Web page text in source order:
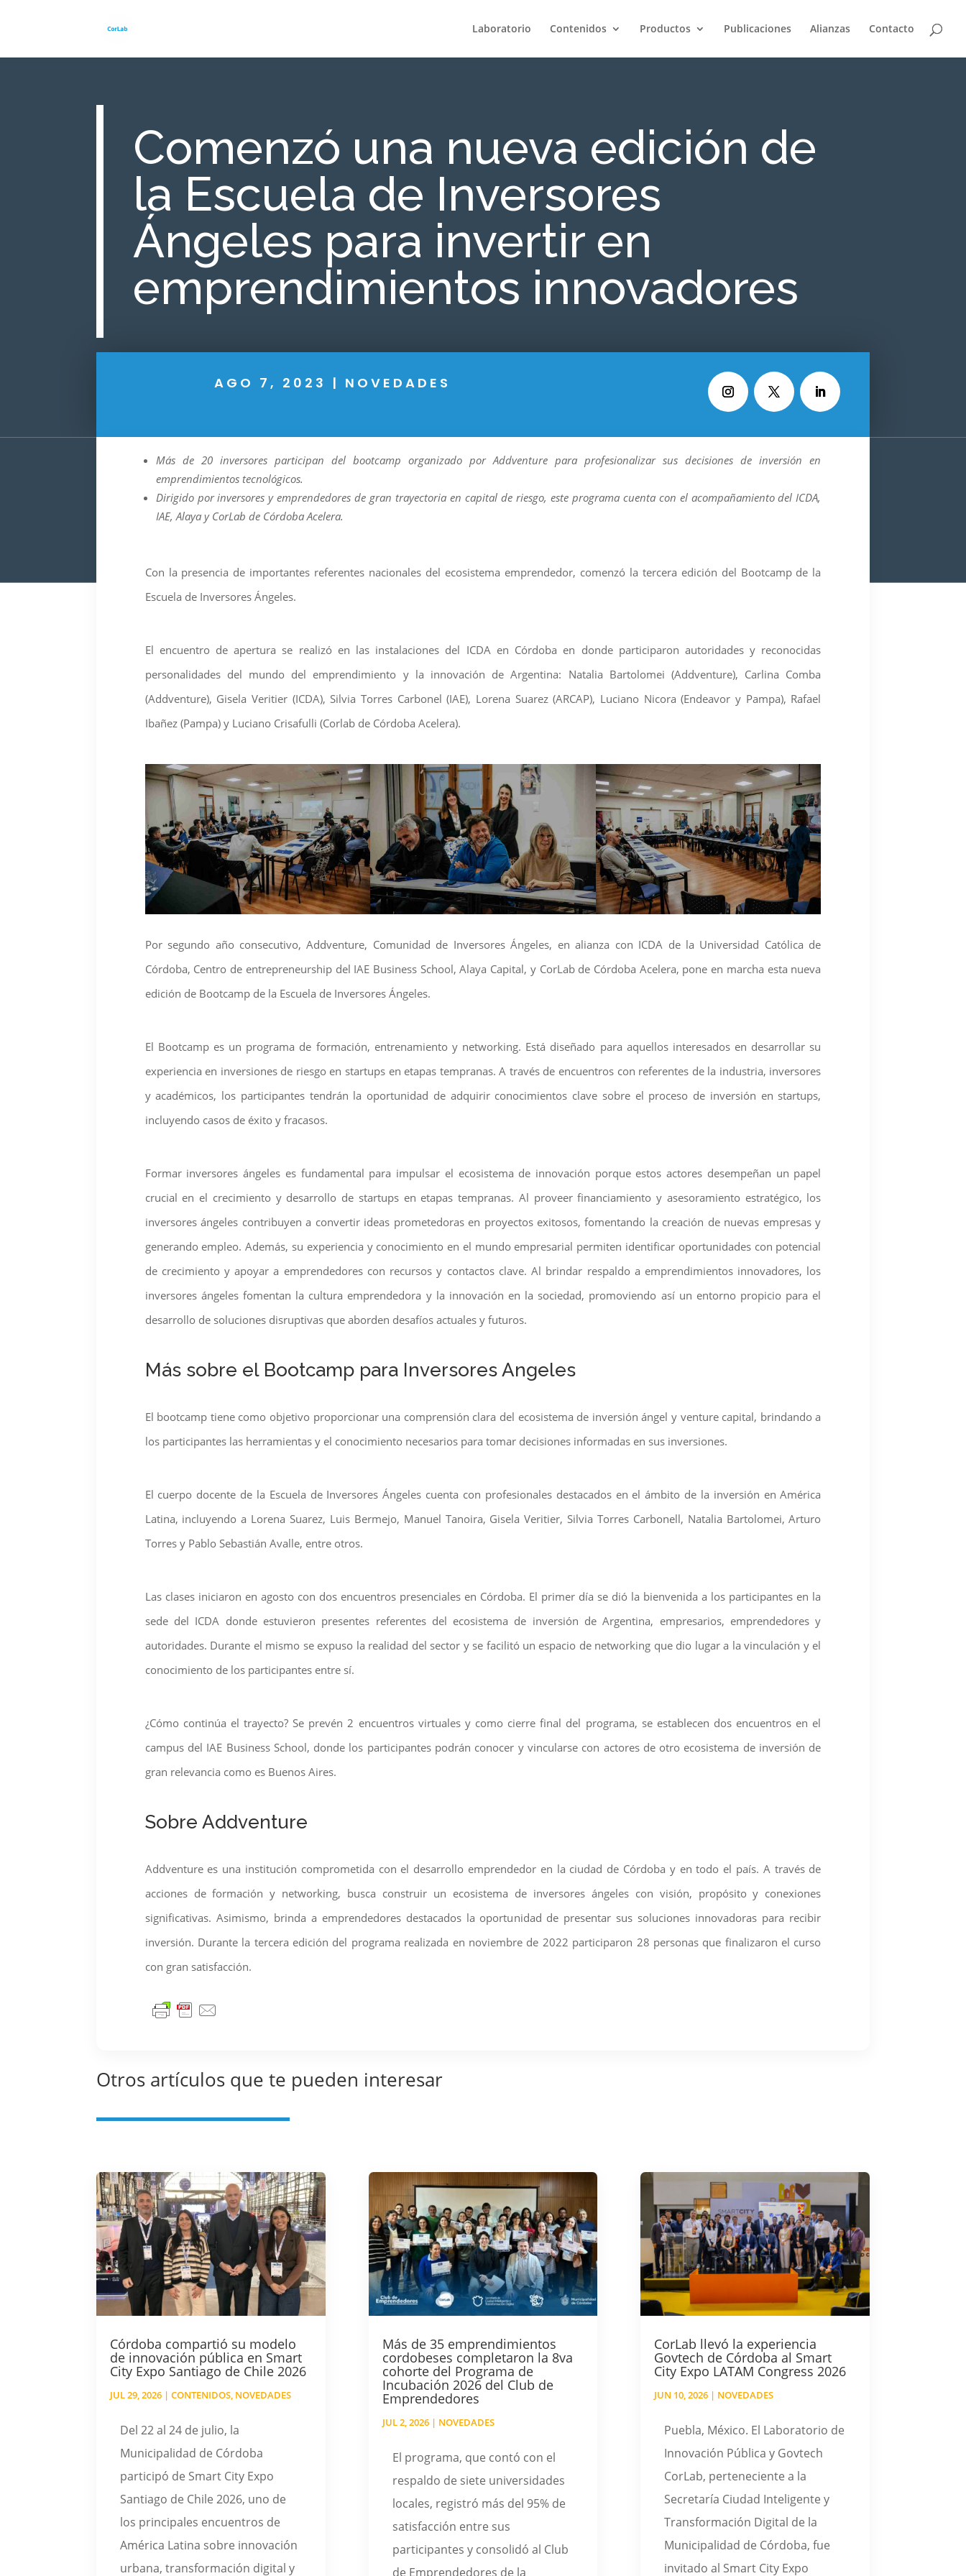
Laboratorio Contenidos Productos Publicaciones Alianzas Contacto
Comenzó una nueva edición de
la Escuela de Inversores
Ángeles para invertir en
emprendimientos innovadores
AGO 7, 2023 | NOVEDADES
Más de 20 inversores participan del bootcamp organizado por Addventure para profesionalizar sus decisiones de inversión en
emprendimientos tecnológicos.
Dirigido por inversores y emprendedores de gran trayectoria en capital de riesgo, este programa cuenta con el acompañamiento del ICDA,
IAE, Alaya y CorLab de Córdoba Acelera.
Con la presencia de importantes referentes nacionales del ecosistema emprendedor, comenzó la tercera edición del Bootcamp de la
Escuela de Inversores Ángeles.
El encuentro de apertura se realizó en las instalaciones del ICDA en Córdoba en donde participaron autoridades y reconocidas
personalidades del mundo del emprendimiento y la innovación de Argentina: Natalia Bartolomei (Addventure), Carlina Comba
(Addventure), Gisela Veritier (ICDA), Silvia Torres Carbonel (IAE), Lorena Suarez (ARCAP), Luciano Nicora (Endeavor y Pampa), Rafael
Ibañez (Pampa) y Luciano Crisafulli (Corlab de Córdoba Acelera).
Por segundo año consecutivo, Addventure, Comunidad de Inversores Ángeles, en alianza con ICDA de la Universidad Católica de
Córdoba, Centro de entrepreneurship del IAE Business School, Alaya Capital, y CorLab de Córdoba Acelera, pone en marcha esta nueva
edición de Bootcamp de la Escuela de Inversores Ángeles.
El Bootcamp es un programa de formación, entrenamiento y networking. Está diseñado para aquellos interesados en desarrollar su
experiencia en inversiones de riesgo en startups en etapas tempranas. A través de encuentros con referentes de la industria, inversores
y académicos, los participantes tendrán la oportunidad de adquirir conocimientos clave sobre el proceso de inversión en startups,
incluyendo casos de éxito y fracasos.
Formar inversores ángeles es fundamental para impulsar el ecosistema de innovación porque estos actores desempeñan un papel
crucial en el crecimiento y desarrollo de startups en etapas tempranas. Al proveer financiamiento y asesoramiento estratégico, los
inversores ángeles contribuyen a convertir ideas prometedoras en proyectos exitosos, fomentando la creación de nuevas empresas y
generando empleo. Además, su experiencia y conocimiento en el mundo empresarial permiten identificar oportunidades con potencial
de crecimiento y apoyar a emprendedores con recursos y contactos clave. Al brindar respaldo a emprendimientos innovadores, los
inversores ángeles fomentan la cultura emprendedora y la innovación en la sociedad, promoviendo así un entorno propicio para el
desarrollo de soluciones disruptivas que aborden desafíos actuales y futuros.
Más sobre el Bootcamp para Inversores Angeles
El bootcamp tiene como objetivo proporcionar una comprensión clara del ecosistema de inversión ángel y venture capital, brindando a
los participantes las herramientas y el conocimiento necesarios para tomar decisiones informadas en sus inversiones.
El cuerpo docente de la Escuela de Inversores Ángeles cuenta con profesionales destacados en el ámbito de la inversión en América
Latina, incluyendo a Lorena Suarez, Luis Bermejo, Manuel Tanoira, Gisela Veritier, Silvia Torres Carbonell, Natalia Bartolomei, Arturo
Torres y Pablo Sebastián Avalle, entre otros.
Las clases iniciaron en agosto con dos encuentros presenciales en Córdoba. El primer día se dió la bienvenida a los participantes en la
sede del ICDA donde estuvieron presentes referentes del ecosistema de inversión de Argentina, empresarios, emprendedores y
autoridades. Durante el mismo se expuso la realidad del sector y se facilitó un espacio de networking que dio lugar a la vinculación y el
conocimiento de los participantes entre sí.
¿Cómo continúa el trayecto? Se prevén 2 encuentros virtuales y como cierre final del programa, se establecen dos encuentros en el
campus del IAE Business School, donde los participantes podrán conocer y vincularse con actores de otro ecosistema de inversión de
gran relevancia como es Buenos Aires.
Sobre Addventure
Addventure es una institución comprometida con el desarrollo emprendedor en la ciudad de Córdoba y en todo el país. A través de
acciones de formación y networking, busca construir un ecosistema de inversores ángeles con visión, propósito y conexiones
significativas. Asimismo, brinda a emprendedores destacados la oportunidad de presentar sus soluciones innovadoras para recibir
inversión. Durante la tercera edición del programa realizada en noviembre de 2022 participaron 28 personas que finalizaron el curso
con gran satisfacción.
Otros artículos que te pueden interesar
Córdoba compartió su modelo
de innovación pública en Smart
City Expo Santiago de Chile 2026
JUL 29, 2026 |CONTENIDOS, NOVEDADES
Del 22 al 24 de julio, la
Municipalidad de Córdoba
participó de Smart City Expo
Santiago de Chile 2026, uno de
los principales encuentros de
América Latina sobre innovación
urbana, transformación digital y
Más de 35 emprendimientos
cordobeses completaron la 8va
cohorte del Programa de
Incubación 2026 del Club de
Emprendedores
JUL 2, 2026| NOVEDADES
El programa, que contó con el
respaldo de siete universidades
locales, registró más del 95% de
satisfacción entre sus
participantes y consolidó al Club
de Emprendedores de la
CorLab llevó la experiencia
Govtech de Córdoba al Smart
City Expo LATAM Congress 2026
JUN 10, 2026| NOVEDADES
Puebla, México. El Laboratorio de
Innovación Pública y Govtech
CorLab, perteneciente a la
Secretaría Ciudad Inteligente y
Transformación Digital de la
Municipalidad de Córdoba, fue
invitado al Smart City Expo